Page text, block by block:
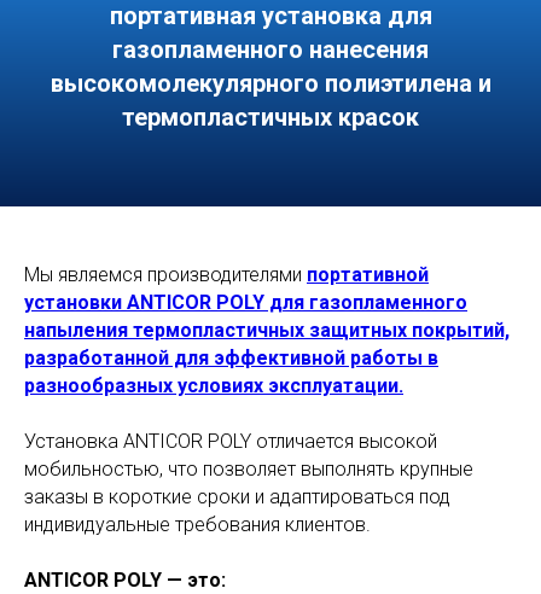
портативная установка для
газопламенного нанесения
высокомолекулярного полиэтилена и
термопластичных красок
Мы являемся производителями портативной
установки ANTICOR POLY для газопламенного
напыления термопластичных защитных покрытий,
разработанной для эффективной работы в
разнообразных условиях эксплуатации.
Установка ANTICOR POLY отличается высокой
мобильностью, что позволяет выполнять крупные
заказы в короткие сроки и адаптироваться под
индивидуальные требования клиентов.
ANTICOR POLY — это: